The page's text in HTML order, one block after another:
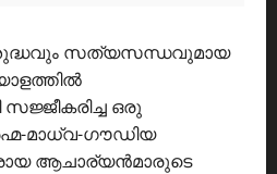
സത്യസന്ധവുമായ
ഒരു
മാധ്വ-ഗൗഡിയ
ആചാര്യൻമാരുടെ